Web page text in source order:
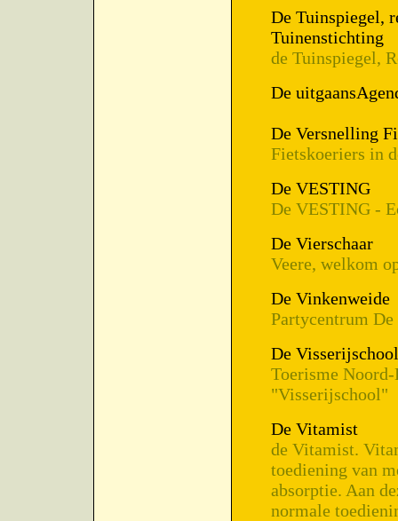
De Tuinspiegel,
Tuinenstichting
de Tuinspiegel,
De
De Versnelling
Fietskoeriers in
De VESTING
De VESTING -
De Vierschaar
Veere, welkom
De Vinkenweide
Partycentrum
De Visserijschool
Toerisme
"Visserijschool"
De Vitamist
de Vitamist.
toediening van
absorptie. Aan
normale